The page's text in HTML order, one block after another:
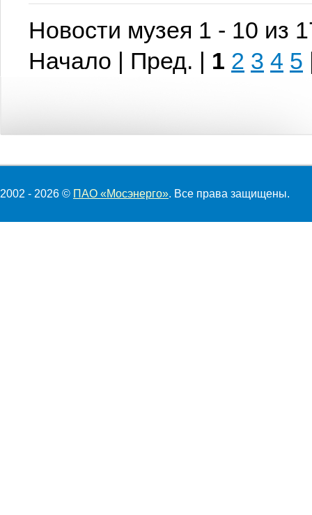
Новости музея 1 - 10 из
Начало | Пред. | 1 2 3 4 5
2002 - 2026 © ПАО «Мосэнерго». Все права защищены.